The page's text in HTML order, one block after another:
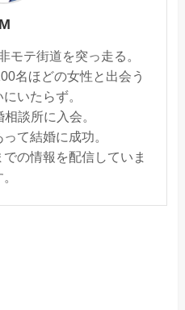
M
モテ街道を突っ走る。
名ほどの女性と出会う
いたらず。
談所に入会。
て結婚に成功。
の情報を配信していま